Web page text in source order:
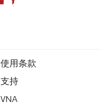
使用条款
支持
VNA